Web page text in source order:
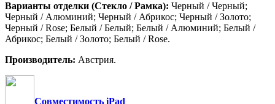
Варианты отделки (Стекло / Рамка): Черный / Черный;
Черный / Алюминий; Черный / Абрикос; Черный / Золото;
Черный / Rose; Белый / Белый; Белый / Алюминий; Белый /
Абрикос; Белый / Золото; Белый / Rose.
Производитель: Австрия.
Совместимость iPad